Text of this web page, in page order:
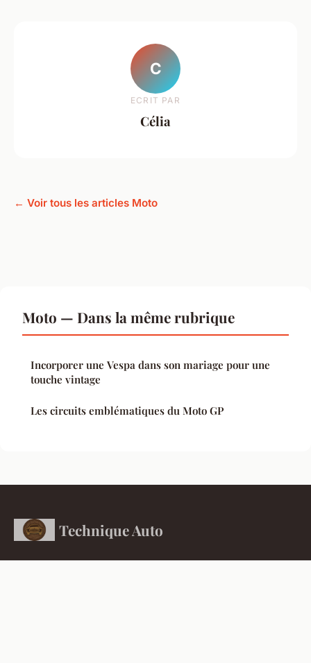
C
ECRIT PAR
Célia
← Voir tous les articles Moto
Moto — Dans la même rubrique
Incorporer une Vespa dans son mariage pour une
touche vintage
Les circuits emblématiques du Moto GP
Technique Auto